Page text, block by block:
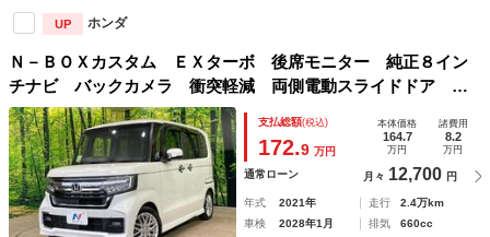
UP ホンダ
Ｎ－ＢＯＸカスタム ＥＸターボ 後席モニター 純正８イン
チナビ バックカメラ 衝突軽減 両側電動スライドドア レ
ーダークルーズ コーナーセンサー ハーフレザーシート ド
ラレコ ＥＴＣ ＬＥＤヘッド＆フォグ
支払総額(税込)
172.9 万円
本体価格
164.7
万円
諸費用
8.2
万円
通常ローン 月々 12,700 円
年式 2021年 走行
2.4万km
車検
2028年1月 排気
660cc